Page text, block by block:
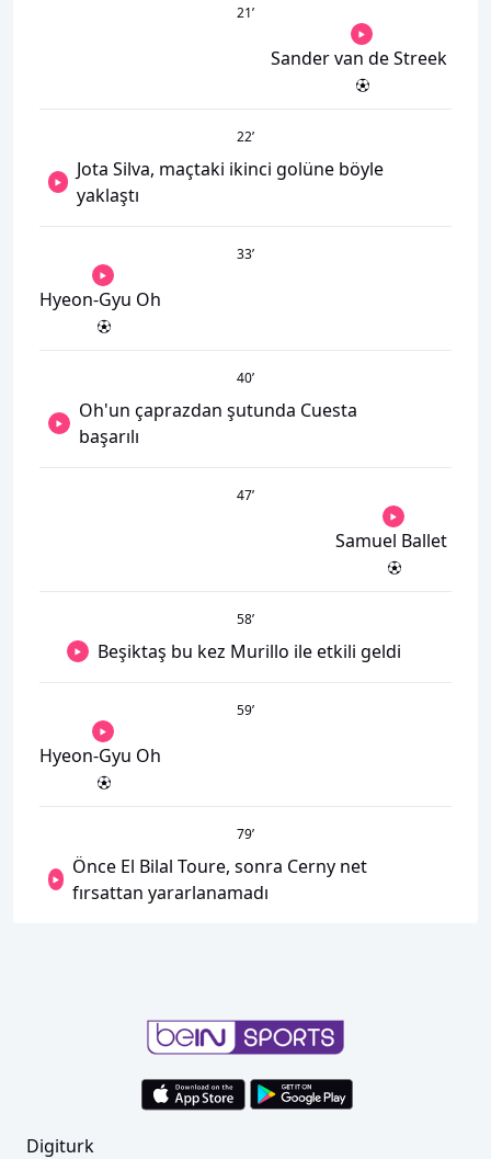
21’
Sander van de Streek
22’
Jota Silva, maçtaki ikinci golüne böyle
yaklaştı
33’
Hyeon-Gyu Oh
40’
Oh'un çaprazdan şutunda Cuesta
başarılı
47’
Samuel Ballet
58’
Beşiktaş bu kez Murillo ile etkili geldi
59’
Hyeon-Gyu Oh
79’
Önce El Bilal Toure, sonra Cerny net
fırsattan yararlanamadı
Digiturk